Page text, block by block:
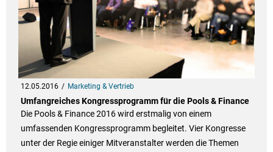
12.05.2016 Marketing & Vertrieb
Umfangreiches Kongressprogramm für die Pools & Finance
Die Pools & Finance 2016 wird erstmalig von einem
umfassenden Kongressprogramm begleitet. Vier Kongresse
unter der Regie einiger Mitveranstalter werden die Themen